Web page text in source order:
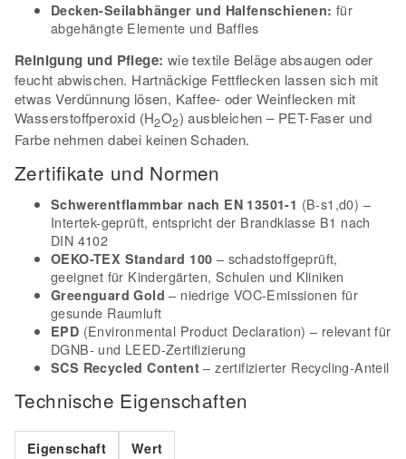
Decken-Seilabhänger und Halfenschienen: für
abgehängte Elemente und Baffles
Reinigung und Pflege: wie textile Beläge absaugen oder
feucht abwischen. Hartnäckige Fettflecken lassen sich mit
etwas Verdünnung lösen, Kaffee- oder Weinflecken mit
Wasserstoffperoxid (H2O2) ausbleichen – PET-Faser und
Farbe nehmen dabei keinen Schaden.
Zertifikate und Normen
Schwerentflammbar nach EN 13501-1 (B-s1,d0) –
Intertek-geprüft, entspricht der Brandklasse B1 nach
DIN 4102
OEKO-TEX Standard 100 – schadstoffgeprüft,
geeignet für Kindergärten, Schulen und Kliniken
Greenguard Gold – niedrige VOC-Emissionen für
gesunde Raumluft
EPD (Environmental Product Declaration) – relevant für
DGNB- und LEED-Zertifizierung
SCS Recycled Content – zertifizierter Recycling-Anteil
Technische Eigenschaften
Eigenschaft Wert